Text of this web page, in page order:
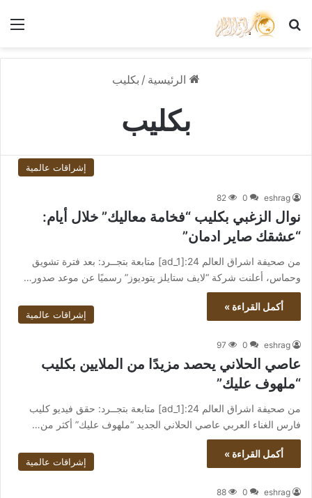
بحث عن
الرئيسية / بكليب
بكليب
إشراقات عالمية
eshrag
0
82
نوال الزغبي بكليب “فخامة معاليك” خلال أيام:
“عشقك صاير ادمان”
من صحيفة اشراق العالم 24:[ad_1] متابعة بتجــرد: بعد فترة تشويق
وحماس، أعلنت شركة “لايف ستايلز يتوديوز” رسميًا عن موعد صدور…
أكمل القراءة »
إشراقات عالمية
eshrag
0
97
عاصي الحلاني يحصد مزيدًا من الملايين بكليب
“ملهوف عليك”
من صحيفة اشراق العالم 24:[ad_1] متابعة بتجــرد: حقق فيديو كليب
فارس الغناء العربي عاصي الحلاني الجديد “ملهوف عليك” أكثر من…
أكمل القراءة »
إشراقات عالمية
eshrag
0
88